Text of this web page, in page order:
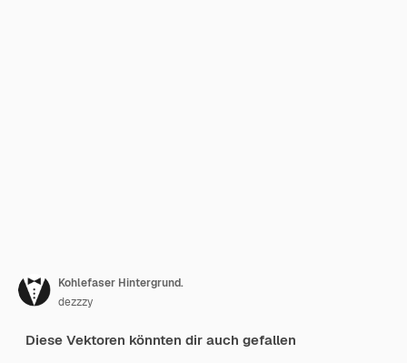
Kohlefaser Hintergrund.
dezzzy
Diese Vektoren könnten dir auch gefallen